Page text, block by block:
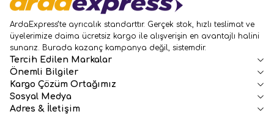
ArdaExpress’te ayrıcalık standarttır. Gerçek stok, hızlı teslimat ve
üyelerimize daima ücretsiz kargo ile alışverişin en avantajlı halini
sunarız. Burada kazanç kampanya değil, sistemdir.
Tercih Edilen Markalar
Önemli Bilgiler
Kargo Çözüm Ortağımız
Sosyal Medya
Adres & İletişim